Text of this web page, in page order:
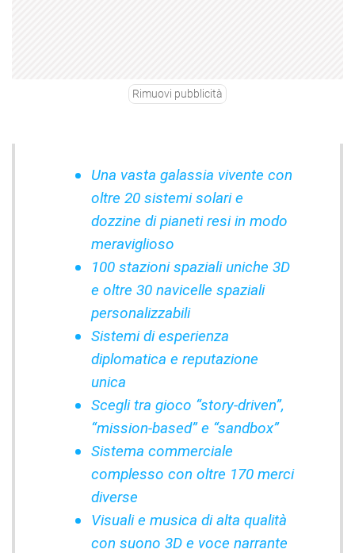
Rimuovi pubblicità
Una vasta galassia vivente con
oltre 20 sistemi solari e
dozzine di pianeti resi in modo
meraviglioso
100 stazioni spaziali uniche 3D
e oltre 30 navicelle spaziali
personalizzabili
Sistemi di esperienza
diplomatica e reputazione
unica
Scegli tra gioco “story-driven”,
“mission-based” e “sandbox”
Sistema commerciale
complesso con oltre 170 merci
diverse
Visuali e musica di alta qualità
con suono 3D e voce narrante